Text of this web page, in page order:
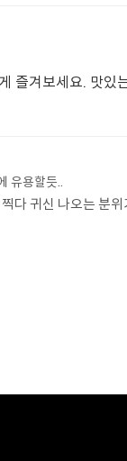
즐겨보세요. 맛있
유용할듯..
다 귀신 나오는 분